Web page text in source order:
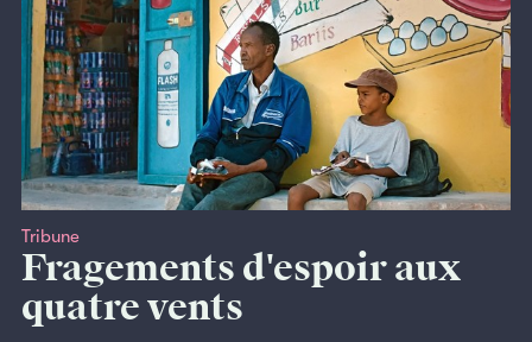
Tribune
Fragements d'espoir aux
quatre vents